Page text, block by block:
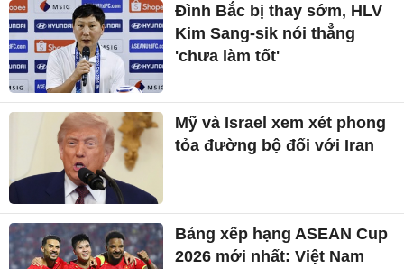
Đình Bắc bị thay sớm, HLV
Kim Sang-sik nói thẳng
'chưa làm tốt'
Mỹ và Israel xem xét phong
tỏa đường bộ đối với Iran
Bảng xếp hạng ASEAN Cup
2026 mới nhất: Việt Nam